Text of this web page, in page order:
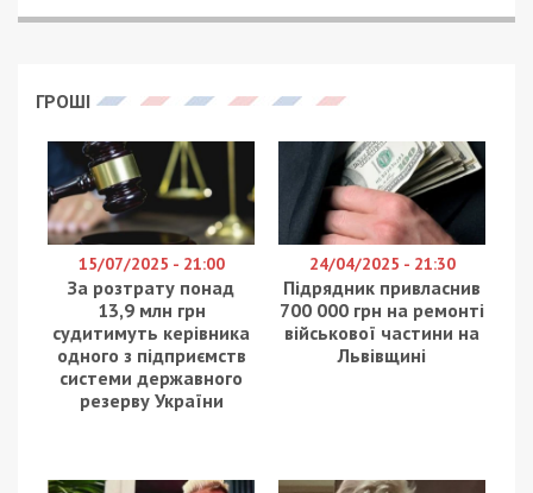
ГРОШІ
15/07/2025 - 21:00
За розтрату понад
13,9 млн грн
судитимуть керівника
одного з підприємств
системи державного
резерву України
24/04/2025 - 21:30
Підрядник привласнив
700 000 грн на ремонті
військової частини на
Львівщині